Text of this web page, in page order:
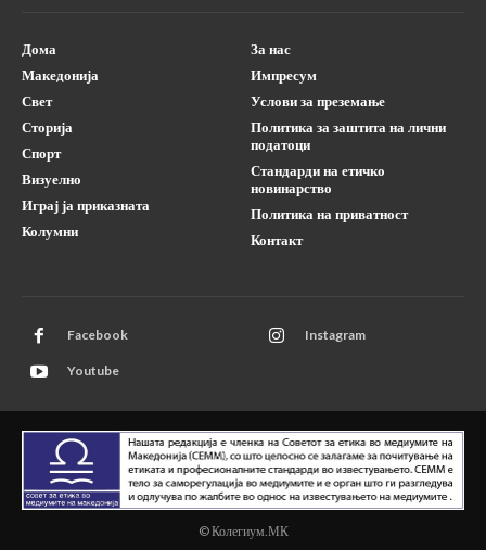
Дома
Македонија
Свет
Сторија
Спорт
Визуелно
Играј ја приказната
Колумни
За нас
Импресум
Услови за преземање
Политика за заштита на лични
податоци
Стандарди на етичко
новинарство
Политика на приватност
Контакт
Facebook Instagram
Youtube
© Колегиум.МК